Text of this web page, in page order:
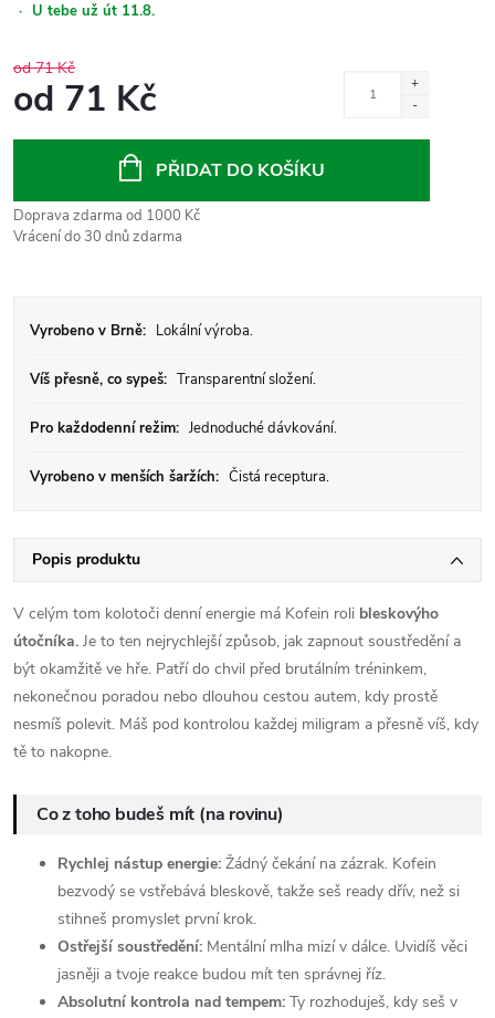
· U tebe už út 11.8.
od 71 Kč
od 71 Kč
PŘIDAT DO KOŠÍKU
Doprava zdarma od 1000 Kč
Vrácení do 30 dnů zdarma
Vyrobeno v Brně: Lokální výroba.
Víš přesně, co sypeš: Transparentní složení.
Pro každodenní režim: Jednoduché dávkování.
Vyrobeno v menších šaržích: Čistá receptura.
Popis produktu
V celým tom kolotoči denní energie má Kofein roli bleskovýho
útočníka. Je to ten nejrychlejší způsob, jak zapnout soustředění a
být okamžitě ve hře. Patří do chvil před brutálním tréninkem,
nekonečnou poradou nebo dlouhou cestou autem, kdy prostě
nesmíš polevit. Máš pod kontrolou každej miligram a přesně víš, kdy
tě to nakopne.
Co z toho budeš mít (na rovinu)
Rychlej nástup energie: Žádný čekání na zázrak. Kofein
bezvodý se vstřebává bleskově, takže seš ready dřív, než si
stihneš promyslet první krok.
Ostřejší soustředění: Mentální mlha mizí v dálce. Uvidíš věci
jasněji a tvoje reakce budou mít ten správnej říz.
Absolutní kontrola nad tempem: Ty rozhoduješ, kdy seš v